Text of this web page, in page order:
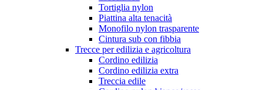
Tortiglia nylon
Piattina alta tenacità
Monofilo nylon trasparente
Cintura sub con fibbia
Trecce per edilizia e agricoltura
Cordino edilizia
Cordino edilizia extra
Treccia edile